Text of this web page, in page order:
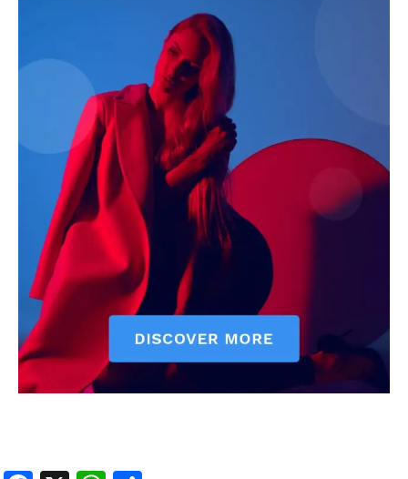
AIN NEWS 1
Contact Us
Privacy Policy
Terms of Use Agreement
Facebook
X WhatsApp
Share